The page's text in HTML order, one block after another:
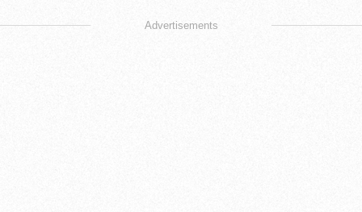
Advertisements